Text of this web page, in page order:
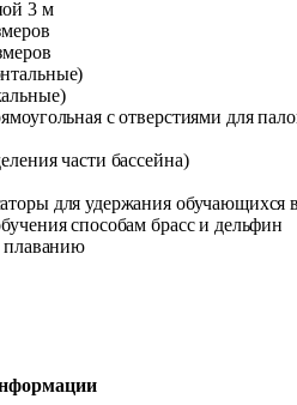
3 м
с отверстиями для
части бассейна)
для удержания обучающихся
способам брасс и дельфин
плаванию